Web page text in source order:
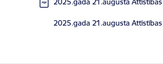
Lejupielādēt:
2025.gada 21.augusta